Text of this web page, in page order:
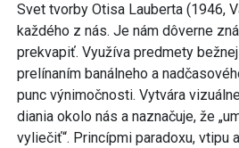
Svet tvorby Otisa Lauberta (1946,
každého z nás. Je nám dôverne
prekvapiť. Využíva predmety
prelínaním banálneho a
punc výnimočnosti. Vytvára
diania okolo nás a naznačuje, že
vyliečiť“. Princípmi paradoxu, vtipu